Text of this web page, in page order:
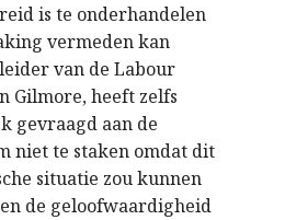
is te onderhandelen
vermeden kan
van de Labour
Gilmore, heeft zelfs
gevraagd aan de
niet te staken omdat dit
situatie zou kunnen
de geloofwaardigheid